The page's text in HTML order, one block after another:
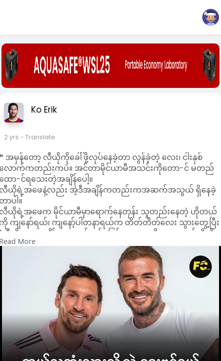
Ko Erik
2 yrs - Translate
အမှန်တော့ လီယိုကိုခေါ်ဖို့လုပ်နေခဲ့တာ လွန်ခဲ့တဲ့ လေး၊ ငါးနှစ်
ောက်ကတည်းကပဲ။ အင်တာမိုင်ယာမီအသင်းကိုတော-င် မတည်
ော-င်ရသေးတဲ့အချိန်ပေါ့။
ယိုရဲ့အဖေနဲ့လည်း အဲ့ဒီအချိန်ကတည်းကအဆက်အသွယ် ရှိနေခဲ့
ာပါ။
ယိုရဲ့အဖေက မိုင်ယာမီမှာရောက်နေတုန်း သူတည်းနေတဲ့ ဟိုတယ်
ကျနော်ရယ်၊ ကျနော့်ပါတနာရယ်က တိတ်တိတ်လေး သွားတွေ့ပြီး
လီယိုက အခုချိန်မှာ အဆင်သင့်မဖြစ်သေးဘူးဆိုတာ ကျနော်တို့သိ
ယ်။
ါပေမဲ့ အနာဂတ်မှာတော့ ခင်ဗျားရဲ့သားကို ကျနော်တို့အသင်းမှာ လာ
စားစေချင်ပါတယ်။" လို့ ပြောခဲ့တယ်ပေါ့ဗျာ။
ါးနှစ်လောက်ကြာတော့ ကျနော်တို့ လီယိုကို ခေါ်မခေါ် ဆုံးဖြတ်ချက်
ျဖို့ လုပ်ရတော့မယ်ဆိုတာ သိလိုက်ရတယ်။ ဘာလို့လဲဆိုတော့ လီယို
ပီအက်စ်ဂျီကနေ ထွက်ခွာတော့မယ်လို့ ကြေညာခဲ့ပြီးပြီလေ။
အချိန်မှာ ကျနော်နဲ့ ဗစ်တိုရီးယား (ဘက်ခမ်း၏ဇနီး)က ဂျပန်ကို
ောက်နေတာ။
နက်လင်းအားကြီး ၅နာရီဝန်းကျင်လောက် ကျနော်တို့အိပ်ပျော်နေ
န်းမှာ ဖုန်းက တဒီးဒီးနဲ့ နိုတီတွေ တက်လာတာ။ အဲ့တော့ ဗစ်တိုးရီး
ားက ကျနော့်ကို တံတော-င်နဲ့တွတ်ပြီး ဖုန်းကို ပိတ်ခိုင်းတာပေါ့။
More